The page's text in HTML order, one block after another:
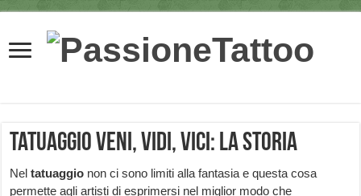
Tatuaggio Veni, Vidi, Vici: la storia
Neltatuaggio non ci sono limiti alla fantasia e questa cosa
permette agli artisti di esprimersi nel miglior modo che